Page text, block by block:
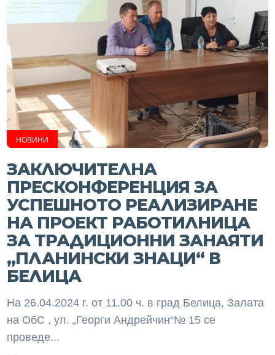
НОВИНИ
ЗАКЛЮЧИТЕЛНА
ПРЕСКОНФЕРЕНЦИЯ ЗА
УСПЕШНОТО РЕАЛИЗИРАНЕ
НА ПРОЕКТ РАБОТИЛНИЦА
ЗА ТРАДИЦИОННИ ЗАНАЯТИ
„ПЛАНИНСКИ ЗНАЦИ“ В
БЕЛИЦА
На 26.04.2024 г. от 11.00 ч. в град Белица, Залата
на ОбС , ул. „Георги Андрейчин“№ 15 се
проведе...